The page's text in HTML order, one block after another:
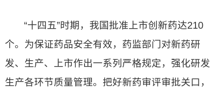
“十四五”时期，我国批准上市创新药达210
个。为保证药品安全有效，药监部门对新药研
发、生产、上市作出一系列严格规定，强化研发
生产各环节质量管理。把好新药审评审批关口，